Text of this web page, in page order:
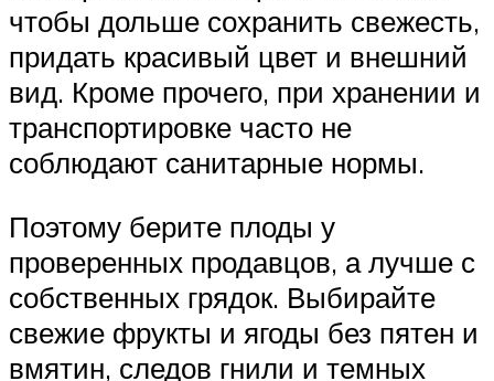
чтобы дольше сохранить свежесть,
придать красивый цвет и внешний
вид. Кроме прочего, при хранении и
транспортировке часто не
соблюдают санитарные нормы.
Поэтому берите плоды у
проверенных продавцов, а лучше с
собственных грядок. Выбирайте
свежие фрукты и ягоды без пятен и
вмятин, следов гнили и темных